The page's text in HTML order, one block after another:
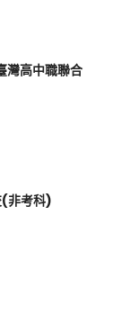
高中職聯合
(非考科)